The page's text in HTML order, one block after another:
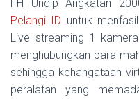
FH Undip Angkatan
Pelangi ID untuk
Live streaming 1
menghubungkan para
sehingga kehangataan
peralatan yang